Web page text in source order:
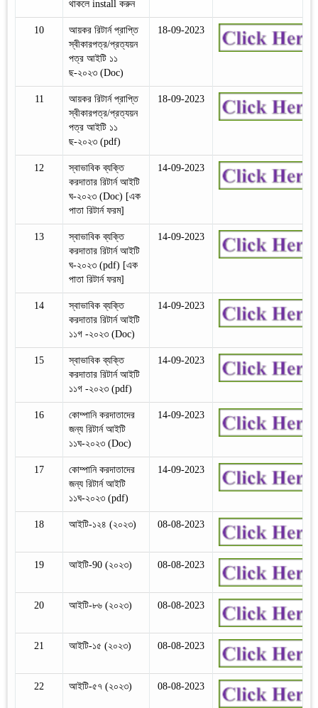
থাকলে install করুন
10
আয়কর রিটার্ন প্রাপ্তি
স্বীকারপত্র/প্রত্যয়ন
পত্র আইটি ১১
ছ-২০২৩ (Doc)
18-09-2023
11
আয়কর রিটার্ন প্রাপ্তি
স্বীকারপত্র/প্রত্যয়ন
পত্র আইটি ১১
ছ-২০২৩ (pdf)
18-09-2023
12
স্বাভাবিক ব্যক্তি
করদাতার রিটার্ন আইটি
ঘ-২০২৩ (Doc) [এক
পাতা রিটার্ন ফরম]
14-09-2023
13
স্বাভাবিক ব্যক্তি
করদাতার রিটার্ন আইটি
ঘ-২০২৩ (pdf) [এক
পাতা রিটার্ন ফরম]
14-09-2023
14
স্বাভাবিক ব্যক্তি
করদাতার রিটার্ন আইটি
১১গ -২০২৩ (Doc)
14-09-2023
15
স্বাভাবিক ব্যক্তি
করদাতার রিটার্ন আইটি
১১গ -২০২৩ (pdf)
14-09-2023
16
কোম্পানি করদাতাদের
জন্য রিটার্ন আইটি
১১ঘ-২০২৩ (Doc)
14-09-2023
17
কোম্পানি করদাতাদের
জন্য রিটার্ন আইটি
১১ঘ-২০২৩ (pdf)
14-09-2023
18 আইটি-১২৪ (২০২৩) 08-08-2023
19 আইটি-90 (২০২৩) 08-08-2023
20 আইটি-৮৬ (২০২৩) 08-08-2023
21 আইটি-১৫ (২০২৩) 08-08-2023
22 আইটি-৫৭ (২০২৩) 08-08-2023